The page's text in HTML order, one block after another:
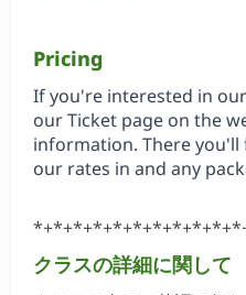
Pricing
If you're interested in
our Ticket page on the
information. There
our rates in and any
クラスの詳細に関して